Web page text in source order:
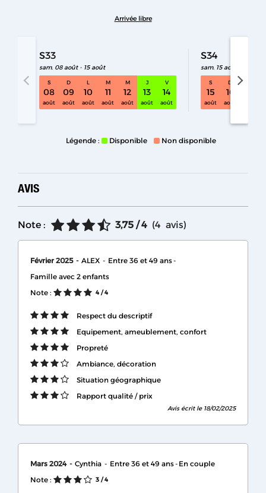
Arrivée libre
S33
sam. 08 août - 15 août
S
08
août
D
09
août
L
10
août
M
11
août
M
12
août
J
13
août
V
14
août
S34
sam. 15 août - 22 août
S
15
août
D
16
août
S33 sam. 08 août - 15 août
Légende : Disponible Non disponible
AVIS
Note : 3,75 / 4 (4 avis)
Février 2025 ALEX
Entre 36 et 49 ans
Famille avec 2 enfants
Note :
4 / 4
Respect du descriptif
Equipement, ameublement, confort
Propreté
Ambiance, décoration
Situation géographique
Rapport qualité / prix
Avis écrit le 18/02/2025
Mars 2024 Cynthia Entre 36 et 49 ans En couple
Note :
3 / 4